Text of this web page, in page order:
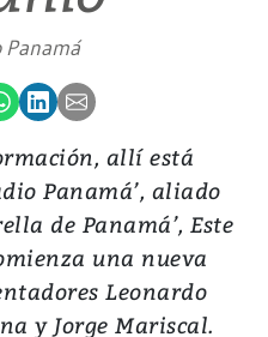
Panamá
allí está
Panamá’, aliado
de Panamá’, Este
una nueva
Leonardo
y Jorge Mariscal.